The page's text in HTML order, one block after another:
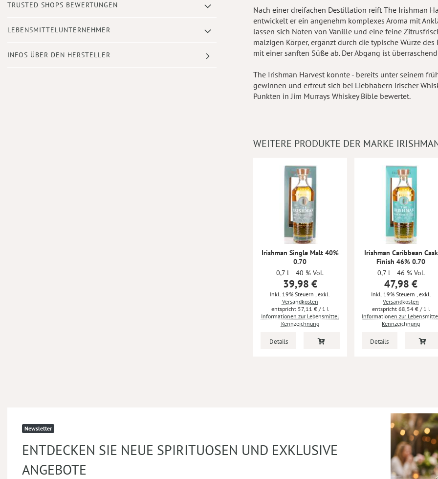
Anfang
Bildergalerie
TRUSTED SHOPS BEWERTUNGEN
LEBENSMITTELUNTERNEHMER
INFOS ÜBER DEN HERSTELLER
Nach einer dreifachen Destillation reift The Irishman
entwickelt er ein angenehm komplexes Aroma mit
lassen sich Noten von Vanille und eine feine
malzigen Körper, ergänzt durch die typische Würze
mit einer sanften Süße ab. Der Abgang ist
The Irishman Harvest konnte - bereits unter seinem
gewinnen und erfreut sich bei Liebhabern irischer
Punkten in Jim Murrays Whiskey Bible bewertet.
WEITERE PRODUKTE DER MARKE
Irishman Single Malt 40%
0.70
0,7 l
40 % Vol.
39,98 €
Inkl. 19% Steuern, exkl.
Versandkosten
57,11 €/ 1 l
Informationen zur Lebensmittel
Kennzeichnung
Details
Irishman Caribbean Cask
Finish 46% 0.70
0,7 l
46 % Vol.
47,98 €
Inkl. 19% Steuern , exkl.
Versandkosten
68,54 €/ 1 l
Informationen zur
Kennzeichnung
Details
Newsletter
ENTDECKEN SIE NEUE SPIRITUOSEN UND EXKLUSIVE
ANGEBOTE